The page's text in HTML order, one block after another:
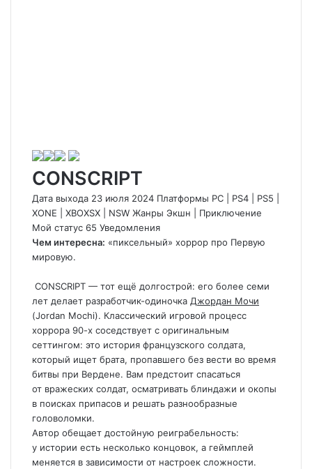
CONSCRIPT
Дата выхода 23 июля 2024 Платформы PC PS4 PS5
XONE
XBOXSX NSW Жанры Экшн
Приключение
Мой статус 65 Уведомления
Чем интересна: «пиксельный» хоррор про Первую
мировую.
CONSCRIPT — тот ещё долгострой: его более семи
лет делает разработчик-одиночка Джордан Мочи
(Jordan Mochi). Классический игровой процесс
хоррора 90-х соседствует с оригинальным
сеттингом: это история французского солдата,
который ищет брата, пропавшего без вести во время
битвы при Вердене. Вам предстоит спасаться
от вражеских солдат, осматривать блиндажи и окопы
в поисках припасов и решать разнообразные
головоломки.
Автор обещает достойную реиграбельность:
у истории есть несколько концовок, а геймплей
меняется в зависимости от настроек сложности.